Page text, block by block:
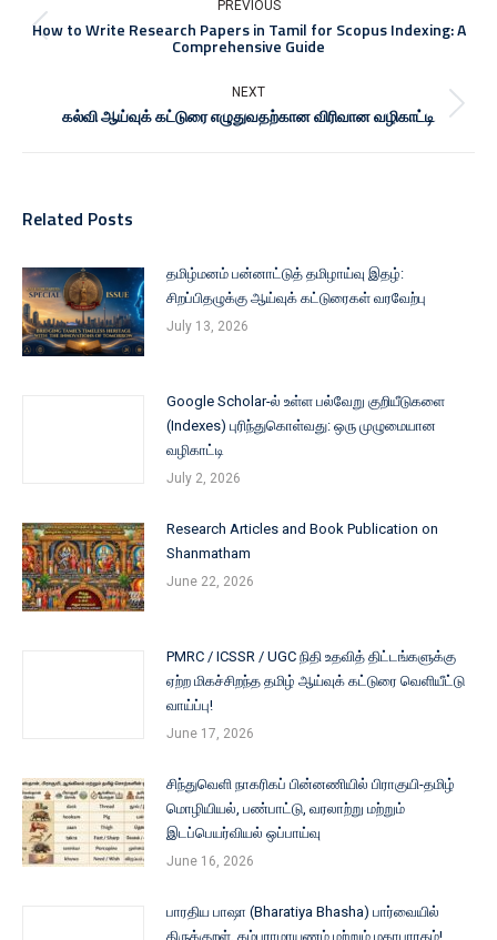
PREVIOUS
How to Write Research Papers in Tamil for Scopus Indexing: A
Comprehensive Guide
NEXT
கல்வி ஆய்வுக் கட்டுரை எழுதுவதற்கான விரிவான வழிகாட்டி
Related Posts
தமிழ்மனம் பன்னாட்டுத் தமிழாய்வு இதழ்:
சிறப்பிதழுக்கு ஆய்வுக் கட்டுரைகள் வரவேற்பு
July 13, 2026
Google Scholar-ல் உள்ள பல்வேறு குறியீடுகளை
(Indexes) புரிந்துகொள்வது: ஒரு முழுமையான
வழிகாட்டி
July 2, 2026
Research Articles and Book Publication on
Shanmatham
June 22, 2026
PMRC / ICSSR / UGC நிதி உதவித் திட்டங்களுக்கு
ஏற்ற மிகச்சிறந்த தமிழ் ஆய்வுக் கட்டுரை வெளியீட்டு
வாய்ப்பு!
June 17, 2026
சிந்துவெளி நாகரிகப் பின்னணியில் பிராகுயி-தமிழ்
மொழியியல், பண்பாட்டு, வரலாற்று மற்றும்
இடப்பெயர்வியல் ஒப்பாய்வு
June 16, 2026
பாரதிய பாஷா (Bharatiya Bhasha) பார்வையில்
திருக்குறள், கம்பராமாயணம் மற்றும் மகாபாரதம்!